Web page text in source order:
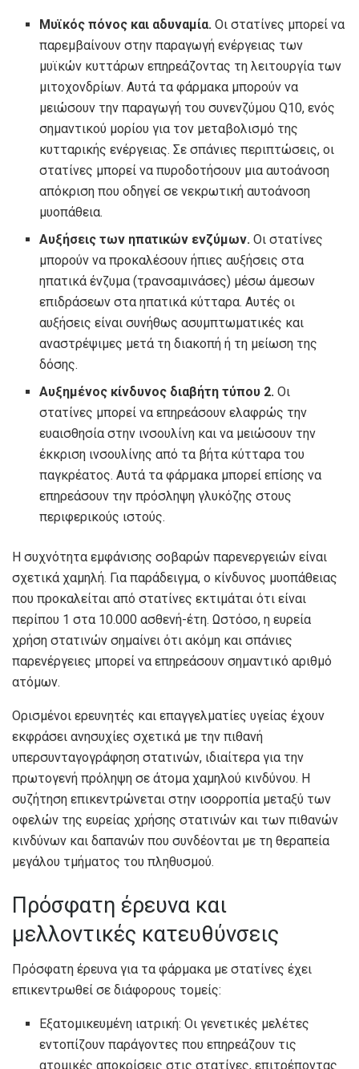
Μυϊκός πόνος και αδυναμία. Οι στατίνες μπορεί να
παρεμβαίνουν στην παραγωγή ενέργειας των
μυϊκών κυττάρων επηρεάζοντας τη λειτουργία των
μιτοχονδρίων. Αυτά τα φάρμακα μπορούν να
μειώσουν την παραγωγή του συνενζύμου Q10, ενός
σημαντικού μορίου για τον μεταβολισμό της
κυτταρικής ενέργειας. Σε σπάνιες περιπτώσεις, οι
στατίνες μπορεί να πυροδοτήσουν μια αυτοάνοση
απόκριση που οδηγεί σε νεκρωτική αυτοάνοση
μυοπάθεια.
Αυξήσεις των ηπατικών ενζύμων. Οι στατίνες
μπορούν να προκαλέσουν ήπιες αυξήσεις στα
ηπατικά ένζυμα (τρανσαμινάσες) μέσω άμεσων
επιδράσεων στα ηπατικά κύτταρα. Αυτές οι
αυξήσεις είναι συνήθως ασυμπτωματικές και
αναστρέψιμες μετά τη διακοπή ή τη μείωση της
δόσης.
Αυξημένος κίνδυνος διαβήτη τύπου 2. Οι
στατίνες μπορεί να επηρεάσουν ελαφρώς την
ευαισθησία στην ινσουλίνη και να μειώσουν την
έκκριση ινσουλίνης από τα βήτα κύτταρα του
παγκρέατος. Αυτά τα φάρμακα μπορεί επίσης να
επηρεάσουν την πρόσληψη γλυκόζης στους
περιφερικούς ιστούς.
Η συχνότητα εμφάνισης σοβαρών παρενεργειών είναι
σχετικά χαμηλή. Για παράδειγμα, ο κίνδυνος μυοπάθειας
που προκαλείται από στατίνες εκτιμάται ότι είναι
περίπου 1 στα 10.000 ασθενή-έτη. Ωστόσο, η ευρεία
χρήση στατινών σημαίνει ότι ακόμη και σπάνιες
παρενέργειες μπορεί να επηρεάσουν σημαντικό αριθμό
ατόμων.
Ορισμένοι ερευνητές και επαγγελματίες υγείας έχουν
εκφράσει ανησυχίες σχετικά με την πιθανή
υπερσυνταγογράφηση στατινών, ιδιαίτερα για την
πρωτογενή πρόληψη σε άτομα χαμηλού κινδύνου. Η
συζήτηση επικεντρώνεται στην ισορροπία μεταξύ των
οφελών της ευρείας χρήσης στατινών και των πιθανών
κινδύνων και δαπανών που συνδέονται με τη θεραπεία
μεγάλου τμήματος του πληθυσμού.
Πρόσφατη έρευνα και
μελλοντικές κατευθύνσεις
Πρόσφατη έρευνα για τα φάρμακα με στατίνες έχει
επικεντρωθεί σε διάφορους τομείς:
Εξατομικευμένη ιατρική: Οι γενετικές μελέτες
εντοπίζουν παράγοντες που επηρεάζουν τις
ατομικές αποκρίσεις στις στατίνες, επιτρέποντας